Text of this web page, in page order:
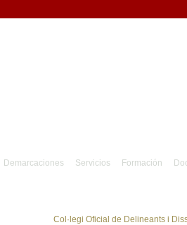
Demarcaciones Servicios Formación
Col·legi Oficial de Delineants i